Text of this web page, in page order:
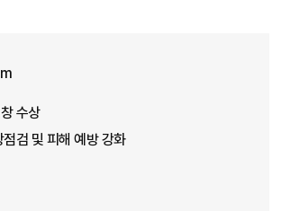
수상
검 및 피해 예방 강화